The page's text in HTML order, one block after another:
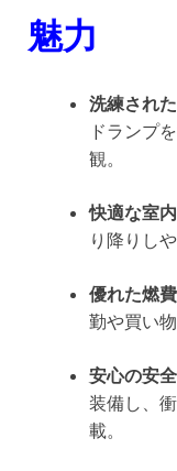
魅力
洗練され
ドランプ
観。
快適な室
り降りし
優れた燃
勤や買い物
安心の安
装備し、
載。